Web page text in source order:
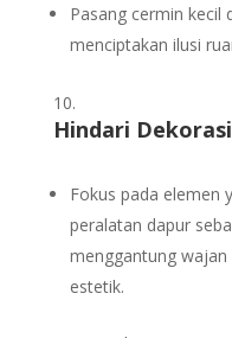
Pasang cermin kecil
menciptakan ilusi
Hindari
Fokus pada elemen
peralatan dapur
menggantung wajan
estetik.